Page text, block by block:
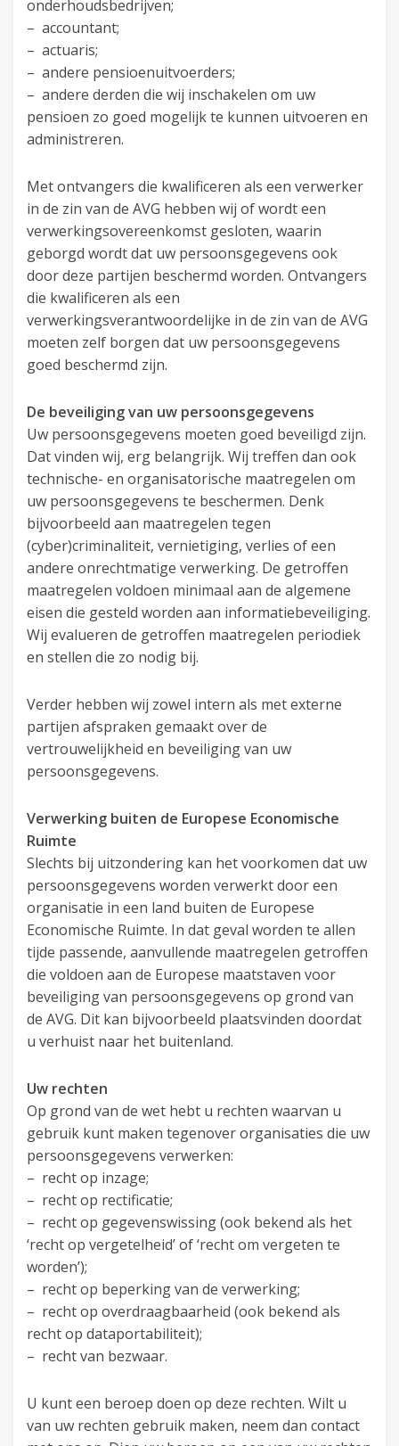
onderhoudsbedrijven;
– accountant;
– actuaris;
– andere pensioenuitvoerders;
– andere derden die wij inschakelen om uw
pensioen zo goed mogelijk te kunnen uitvoeren en
administreren.
Met ontvangers die kwalificeren als een verwerker
in de zin van de AVG hebben wij of wordt een
verwerkingsovereenkomst gesloten, waarin
geborgd wordt dat uw persoonsgegevens ook
door deze partijen beschermd worden. Ontvangers
die kwalificeren als een
verwerkingsverantwoordelijke in de zin van de AVG
moeten zelf borgen dat uw persoonsgegevens
goed beschermd zijn.
De beveiliging van uw persoonsgegevens
Uw persoonsgegevens moeten goed beveiligd zijn.
Dat vinden wij, erg belangrijk. Wij treffen dan ook
technische- en organisatorische maatregelen om
uw persoonsgegevens te beschermen. Denk
bijvoorbeeld aan maatregelen tegen
(cyber)criminaliteit, vernietiging, verlies of een
andere onrechtmatige verwerking. De getroffen
maatregelen voldoen minimaal aan de algemene
eisen die gesteld worden aan informatiebeveiliging.
Wij evalueren de getroffen maatregelen periodiek
en stellen die zo nodig bij.
Verder hebben wij zowel intern als met externe
partijen afspraken gemaakt over de
vertrouwelijkheid en beveiliging van uw
persoonsgegevens.
Verwerking buiten de Europese Economische
Ruimte
Slechts bij uitzondering kan het voorkomen dat uw
persoonsgegevens worden verwerkt door een
organisatie in een land buiten de Europese
Economische Ruimte. In dat geval worden te allen
tijde passende, aanvullende maatregelen getroffen
die voldoen aan de Europese maatstaven voor
beveiliging van persoonsgegevens op grond van
de AVG. Dit kan bijvoorbeeld plaatsvinden doordat
u verhuist naar het buitenland.
Uw rechten
Op grond van de wet hebt u rechten waarvan u
gebruik kunt maken tegenover organisaties die uw
persoonsgegevens verwerken:
– recht op inzage;
– recht op rectificatie;
– recht op gegevenswissing (ook bekend als het
‘recht op vergetelheid’ of ‘recht om vergeten te
worden’);
– recht op beperking van de verwerking;
– recht op overdraagbaarheid (ook bekend als
recht op dataportabiliteit);
– recht van bezwaar.
U kunt een beroep doen op deze rechten. Wilt u
van uw rechten gebruik maken, neem dan contact